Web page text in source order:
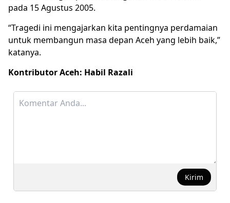
pada 15 Agustus 2005.
“Tragedi ini mengajarkan kita pentingnya perdamaian
untuk membangun masa depan Aceh yang lebih baik,”
katanya.
Kontributor Aceh: Habil Razali
Kirim